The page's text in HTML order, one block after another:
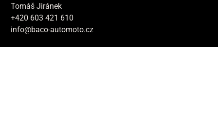
Tomáš Jiránek
+420 603 421 610
info@baco-automoto.cz